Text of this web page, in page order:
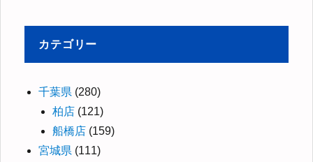
カテゴリー
千葉県 (280)
柏店 (121)
船橋店 (159)
宮城県 (111)